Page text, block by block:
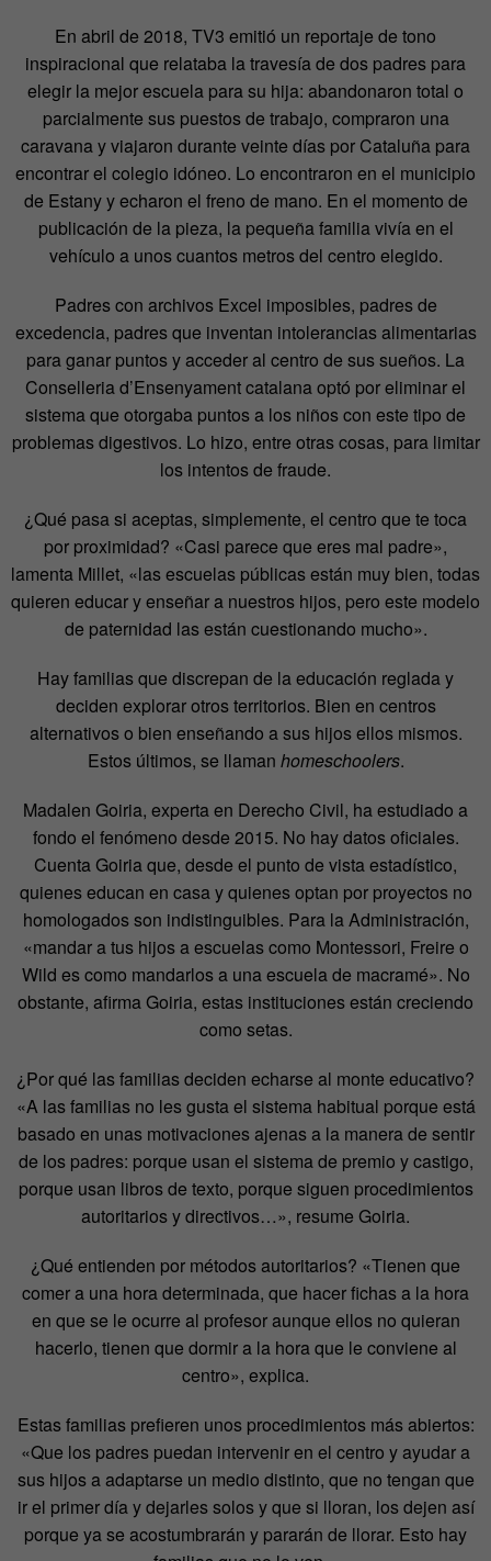
En abril de 2018, TV3 emitió un reportaje de tono
inspiracional que relataba la travesía de dos padres para
elegir la mejor escuela para su hija: abandonaron total o
parcialmente sus puestos de trabajo, compraron una
caravana y viajaron durante veinte días por Cataluña para
encontrar el colegio idóneo. Lo encontraron en el municipio
de Estany y echaron el freno de mano. En el momento de
publicación de la pieza, la pequeña familia vivía en el
vehículo a unos cuantos metros del centro elegido.
Padres con archivos Excel imposibles, padres de
excedencia, padres que inventan intolerancias alimentarias
para ganar puntos y acceder al centro de sus sueños. La
Conselleria d’Ensenyament catalana optó por eliminar el
sistema que otorgaba puntos a los niños con este tipo de
problemas digestivos. Lo hizo, entre otras cosas, para limitar
los intentos de fraude.
¿Qué pasa si aceptas, simplemente, el centro que te toca
por proximidad? «Casi parece que eres mal padre»,
lamenta Millet, «las escuelas públicas están muy bien, todas
quieren educar y enseñar a nuestros hijos, pero este modelo
de paternidad las están cuestionando mucho».
Hay familias que discrepan de la educación reglada y
deciden explorar otros territorios. Bien en centros
alternativos o bien enseñando a sus hijos ellos mismos.
Estos últimos, se llaman homeschoolers.
Madalen Goiria, experta en Derecho Civil, ha estudiado a
fondo el fenómeno desde 2015. No hay datos oficiales.
Cuenta Goiria que, desde el punto de vista estadístico,
quienes educan en casa y quienes optan por proyectos no
homologados son indistinguibles. Para la Administración,
«mandar a tus hijos a escuelas como Montessori, Freire o
Wild es como mandarlos a una escuela de macramé». No
obstante, afirma Goiria, estas instituciones están creciendo
como setas.
¿Por qué las familias deciden echarse al monte educativo?
«A las familias no les gusta el sistema habitual porque está
basado en unas motivaciones ajenas a la manera de sentir
de los padres: porque usan el sistema de premio y castigo,
porque usan libros de texto, porque siguen procedimientos
autoritarios y directivos…», resume Goiria.
¿Qué entienden por métodos autoritarios? «Tienen que
comer a una hora determinada, que hacer fichas a la hora
en que se le ocurre al profesor aunque ellos no quieran
hacerlo, tienen que dormir a la hora que le conviene al
centro», explica.
Estas familias prefieren unos procedimientos más abiertos:
«Que los padres puedan intervenir en el centro y ayudar a
sus hijos a adaptarse un medio distinto, que no tengan que
ir el primer día y dejarles solos y que si lloran, los dejen así
porque ya se acostumbrarán y pararán de llorar. Esto hay